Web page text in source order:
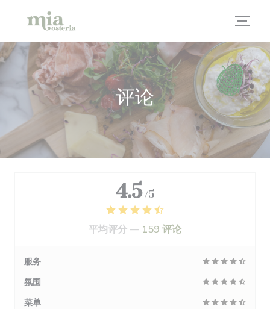
评论
4.5 /5
平均评分 — 159 评论
服务
氛围
菜单